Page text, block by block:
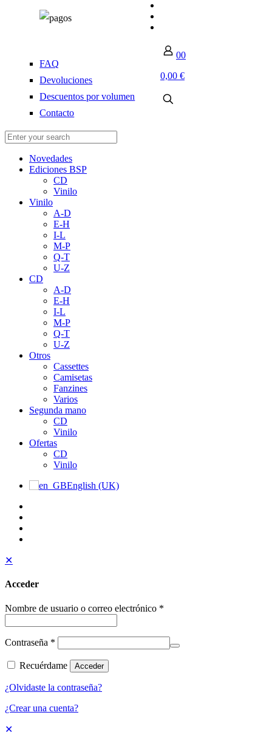
FAQ
Devoluciones
Descuentos por volumen
Contacto
00
0,00 €
Novedades
Ediciones BSP
CD
Vinilo
Vinilo
A-D
E-H
I-L
M-P
Q-T
U-Z
CD
A-D
E-H
I-L
M-P
Q-T
U-Z
Otros
Cassettes
Camisetas
Fanzines
Varios
Segunda mano
CD
Vinilo
Ofertas
CD
Vinilo
English (UK)
✕
Acceder
Nombre de usuario o correo electrónico *
Contraseña *
Recuérdame Acceder
¿Olvidaste la contraseña?
¿Crear una cuenta?
✕